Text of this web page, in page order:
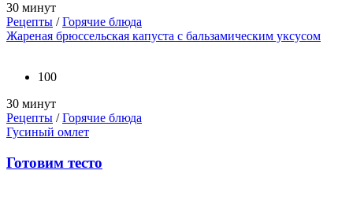
30 минут
Рецепты /Горячие блюда
Жареная брюссельская капуста с бальзамическим уксусом
100
30 минут
Рецепты /Горячие блюда
Гусиный омлет
Готовим тесто